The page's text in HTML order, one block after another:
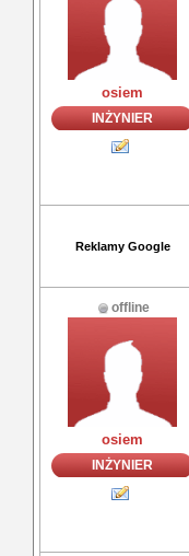
osiem
INŻYNIER
Reklamy Google
offline
osiem
INŻYNIER